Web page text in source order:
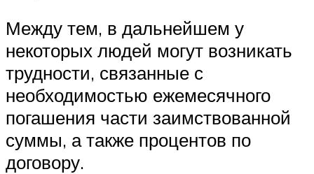
Между тем, в дальнейшем у
некоторых людей могут возникать
трудности, связанные с
необходимостью ежемесячного
погашения части заимствованной
суммы, а также процентов по
договору.